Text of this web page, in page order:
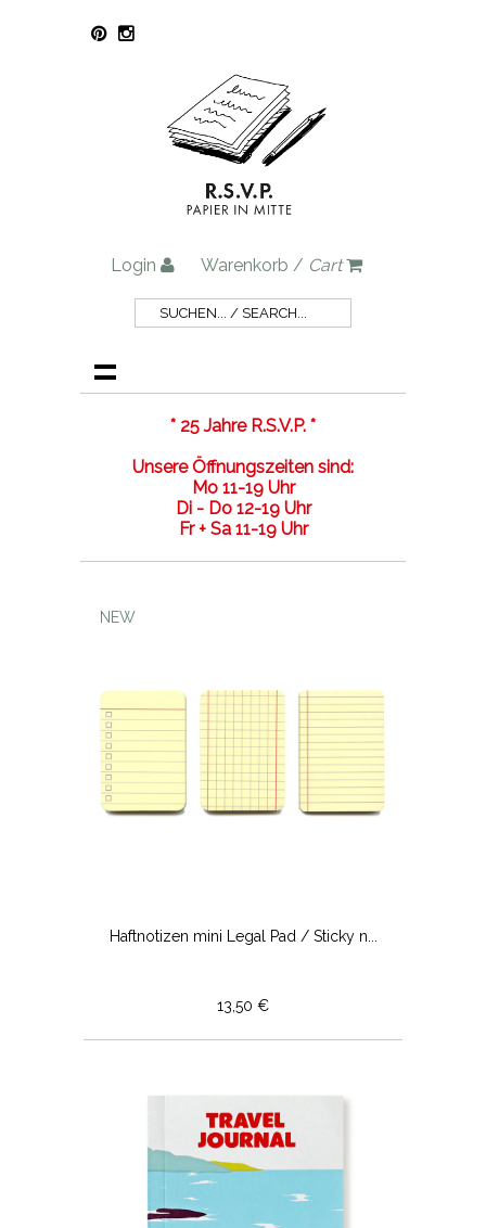
Login Warenkorb / Cart
* 25 Jahre R.S.V.P. *
Unsere Öffnungszeiten sind:
Mo 11-19 Uhr
Di - Do 12-19 Uhr
Fr + Sa 11-19 Uhr
NEW
Haftnotizen mini Legal Pad / Sticky n...
13,50 €